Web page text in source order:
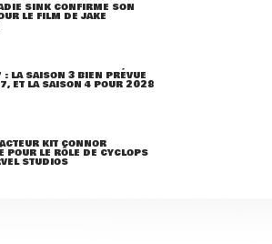
SINK CONFIRME SON
LE FILM DE JAKE
LA SAISON 3 BIEN PRÉVUE
ET LA SAISON 4 POUR 2028
KIT CONNOR
POUR LE RÔLE DE CYCLOPS
STUDIOS